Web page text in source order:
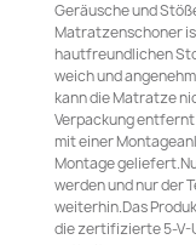
Geräusche und
Matratzenschoner
hautfreundlichen
weich und
kann die Matratze
Verpackung
mit einer
Montage
werden und nur der
weiterhin.Das
die zertifizierte 5-V-